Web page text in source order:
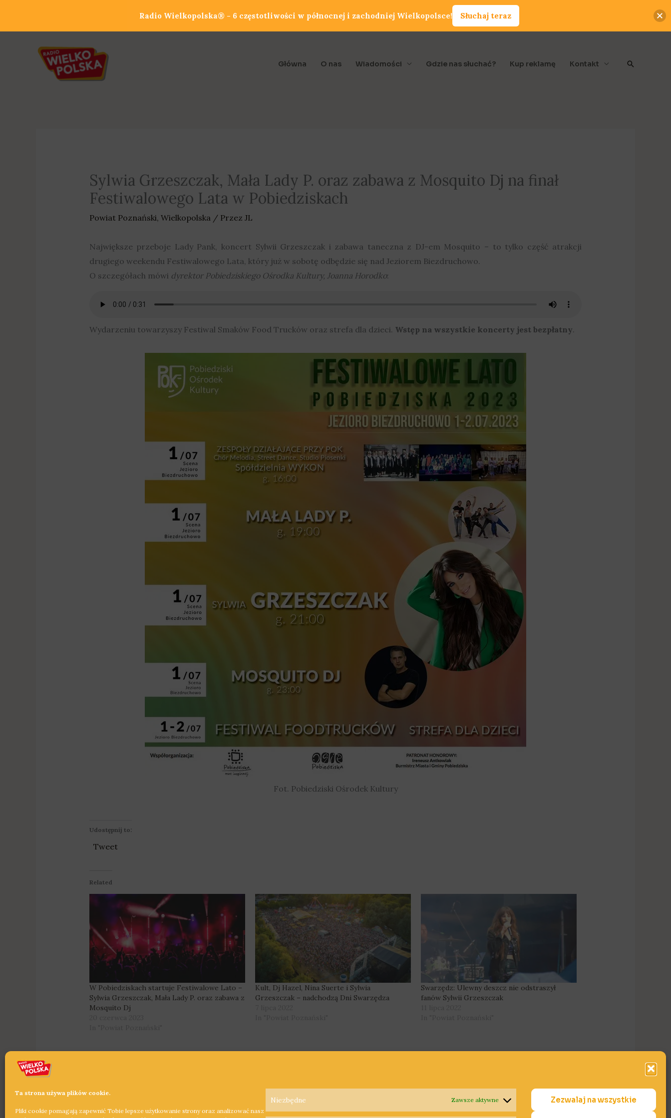
Ta strona używa plików cookie.
Pliki cookie pomagają zapewnić Tobie lepsze użytkowanie strony oraz analizować nasz
Niezbędne Zawsze aktywne Zezwalaj na wszystkie
Główna O nas Wiadomości Gdzie nas słuchać? Kup reklamę Kontakt Szukaj
Sylwia Grzeszczak, Mała Lady P. oraz zabawa z Mosquito Dj na finał
Festiwalowego Lata w Pobiedziskach
Powiat Poznański, Wielkopolska / Przez JL
Największe przeboje Lady Pank, koncert Sylwii Grzeszczak i zabawa taneczna z DJ-em Mosquito – to tylko część atrakcji
drugiego weekendu Festiwalowego Lata, który już w sobotę odbędzie się nad Jeziorem Biezdruchowo.
O szczegółach mówi dyrektor Pobiedziskiego Ośrodka Kultury, Joanna Horodko:
Wydarzeniu towarzyszy Festiwal Smaków Food Trucków oraz strefa dla dzieci. Wstęp na wszystkie koncerty jest bezpłatny.
Fot. Pobiedziski Ośrodek Kultury
Udostępnij to:
Tweet
Related
W Pobiedziskach startuje Festiwalowe Lato –
Sylwia Grzeszczak, Mała Lady P. oraz zabawa z
Mosquito Dj
Kult, Dj Hazel, Nina Suerte i Sylwia
Grzeszczak – nadchodzą Dni Swarzędza
Swarzędz: Ulewny deszcz nie odstraszył
fanów Sylwii Grzeszczak
Radio Wielkopolska® - 6 częstotliwości w północnej i zachodniej Wielkopolsce! Słuchaj teraz